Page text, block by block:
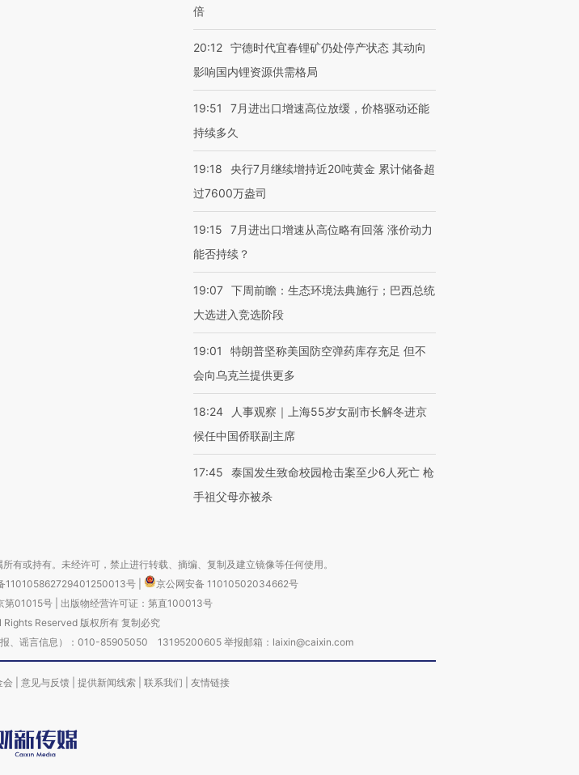
倍
20:12 宁德时代宜春锂矿仍处停产状态 其动向
影响国内锂资源供需格局
19:51
7月进出口增速高位放缓，价格驱动还能
持续多久
19:18
央行7月继续增持近20吨黄金 累计储备超
过7600万盎司
19:15
7月进出口增速从高位略有回落 涨价动力
能否持续？
19:07 下周前瞻：生态环境法典施行；巴西总统
大选进入竞选阶段
19:01
特朗普坚称美国防空弹药库存充足 但不
会向乌克兰提供更多
18:24
人事观察｜上海55岁女副市长解冬进京
候任中国侨联副主席
17:45
泰国发生致命校园枪击案至少6人死亡 枪
手祖父母亦被杀
有或持有。未经许可，禁止进行转载、摘编、复制及建立镜像等任何使用。
110105862729401250013号
京公网安备 11010502034662号
第01015号| 出版物经营许可证：第直100013号
Reserved 版权所有 复制必究
报、谣言信息）：010-85905050 13195200605 举报邮箱：laixin@caixin.com
会 意见与反馈 提供新闻线索 联系我们 友情链接